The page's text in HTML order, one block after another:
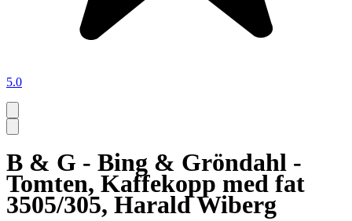
5.0
B & G - Bing & Gröndahl -
Tomten, Kaffekopp med fat
3505/305, Harald Wiberg